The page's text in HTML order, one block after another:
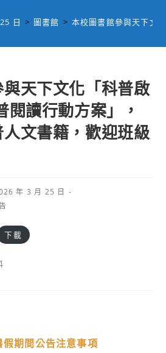
25 日 > 圖書館 > 本校圖書館參與天下文
天下文化「科普啟
閱讀行動方案」，
文書籍，歡迎班級
年 3 月 25 日
下載
假期間公告注意事項